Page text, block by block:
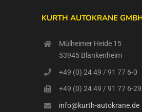
KURTH AUTOKRANE
Mülheimer Heide 15
53945 Blankenheim
+49 (0) 24 49 / 91 77 6-0
+49 (0) 24 49 / 91 77 6-29
info@kurth-autokrane.de